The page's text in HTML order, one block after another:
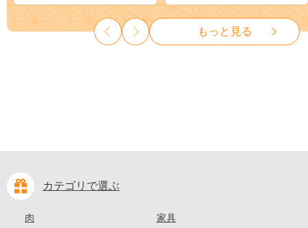
ット ぶどう ブドウ 葡萄 大粒
種なし 先行予約 富士川町
10000円 一万円 9000円 九千円
も 先行予約 送料無料 果物 岡
山県 笠岡市 清水白桃 白鳳 白
麗 クール便---
kasaoka_zsy_419_100---
もっと見る
カテゴリで選ぶ
肉 家具